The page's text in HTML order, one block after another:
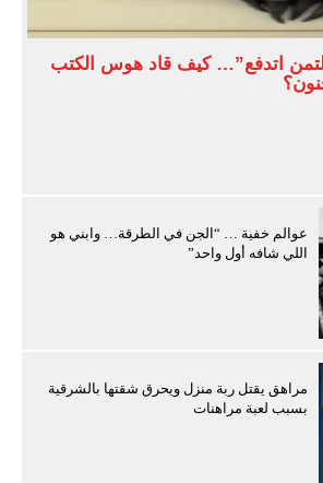
اتدفع”… كيف قاد هوس الكتب
عوالم خفية … “الجن في الطرقة… وابني هو
اللي شافه أول واحد”
مراهق يقتل ربة منزل ويحرق شقتها بالشرقية
بسبب لعبة مراهنات